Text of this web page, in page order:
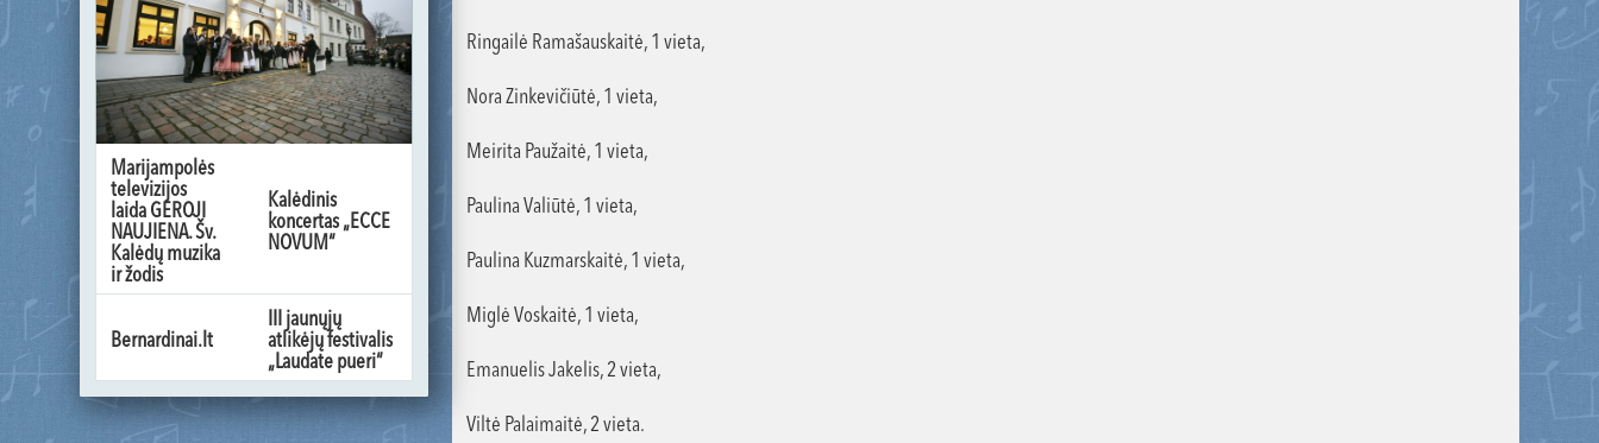
Marijampolės
televizijos
laida GEROJI
NAUJIENA. Šv.
Kalėdų muzika
ir žodis
Kalėdinis
koncertas „ECCE
NOVUM“
Bernardinai.lt
III jaunųjų
atlikėjų festivalis
„Laudate pueri“
Ringailė Ramašauskaitė, 1 vieta,
Nora Zinkevičiūtė, 1 vieta,
Meirita Paužaitė, 1 vieta,
Paulina Valiūtė, 1 vieta,
Paulina Kuzmarskaitė, 1 vieta,
Miglė Voskaitė, 1 vieta,
Emanuelis Jakelis, 2 vieta,
Viltė Palaimaitė, 2 vieta.